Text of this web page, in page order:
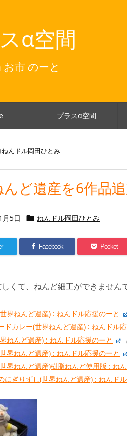
α空間
市 のーと
プラスα空間
ねんドル岡田ひとみ
ど遺産を6作品
5日  ねんドル岡田ひとみ
Facebook Pocket
くて、ねんど細工ができません
界ねんど遺産) : ねんドル応援のーと
ドカレー(世界ねんど遺産) : ねんドル
ねんど遺産) : ねんドル応援のーと
界ねんど遺産) : ねんドル応援のーと
界ねんど遺産)樹脂ねんど使用版 : ね
にぎりずし(世界ねんど遺産) : ねんド